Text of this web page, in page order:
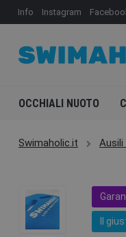
Info Instagram
OCCHIALI NUOTO
Swimaholic.it
Il